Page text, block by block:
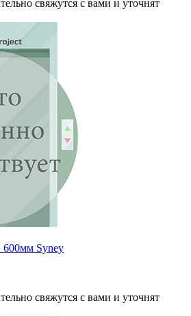
свяжутся с вами и уточнят
600мм Syney
свяжутся с вами и уточнят